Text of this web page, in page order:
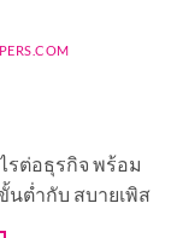
รต่อธุรกิจ พร้อม
ต่ำกับ สบายเพิส